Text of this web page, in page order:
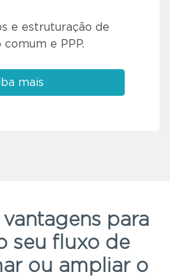
e estruturação de
comum e PPP.
mais
para
seu fluxo de
ou ampliar o